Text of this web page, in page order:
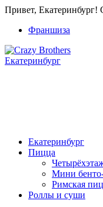
Привет, Екатеринбург!
Франшиза
Екатеринбург
Екатеринбург
Пицца
Мини
Римская
Роллы и суши